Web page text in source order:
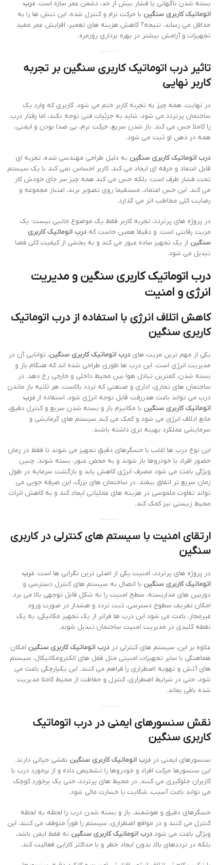
بسته شدن ناگهانی یا فشار بیش از حد، دشمن عمر سازه است. درب
اتوماتیک کاربری سنگین با حرکت نرم و کنترل شده، این تنش ها را به
حداقل می رساند. نتیجه؟ کاهش هزینه های تعمیر، افزایش عمر مفید
تجهیزات و آرامش بیشتر در بهره برداری روزمره.
تاثیر درب اتوماتیک کاربری سنگین بر تجربه
کاربر نهایی
در نهایت، همه چیز به تجربه کاربر ختم می شود. کاربری که وارد یک
ساختمان پرتردد می شود، شاید به جزئیات فنی توجه نکند، اما رفتار درب
را کاملا حس می کند. باز شدن سریع، حرکت نرم، بی صدا بودن و ایمنی،
همه در ذهن او ثبت می شود.
درب اتوماتیک کاربری سنگین به دلیل طراحی مهندسی شده، تجربه ای
قابل اعتماد و حرفه ای ایجاد می کند. کاربر احساس نمی کند با یک سیستم
تحت فشار طرف است؛ بلکه حس می کند همه چیز سر جای خودش کار
می کند. این حس اعتماد، مستقیما روی تصویر برند، اعتبار مجموعه و
رضایت کلی مخاطب اثر می گذارد.
در پروژه های پرتردد، تجربه کاربر فقط یک موضوع جانبی نیست؛ یک
مزیت رقابتی است. و دقیقا همین جاست که درب اتوماتیک کاربری
سنگین از یک تجهیز ساده عبور می کند و به بخشی از کیفیت کلی فضا
تبدیل می شود.
درب اتوماتیک کاربری سنگین و مدیریت
انرژی و امنیت
کاهش اتلاف انرژی با استفاده از درب اتوماتیک
کاربری سنگین
یکی از مهم ترین مزیت های درب اتوماتیک کاربری سنگین، توانایی آن در
مدیریت انرژی است. این درب ها طوری طراحی شده اند که هنگام باز و
بسته شدن، کمترین تبادل هوا بین محیط داخلی و خارجی رخ دهد. در
ساختمان های تجاری، اداری و صنعتی که تردد بالاست، هر ثانیه باز ماندن
درب می تواند باعث هدررفت قابل توجه انرژی شود. استفاده از درب
اتوماتیک کاربری سنگین با مکانیزم باز و بسته شدن سریع و کنترل دقیق،
مانع اتلاف انرژی می شود و کمک می کند سیستم های گرمایشی و
سرمایشی عملکرد بهینه تری داشته باشند.
این نوع درب ها اغلب با حسگرهای دقیق تجهیز می شوند تا فقط در زمان
حضور افراد یا خودروها باز شوند و به محض عبور، بسته شوند. چنین
ویژگی باعث می شود مصرف انرژی کاهش یابد و بازگشت سرمایه در طول
زمان سریع تر اتفاق بیفتد. در ساختمان های بزرگ، این صرفه جویی می
تواند تفاوت ملموسی در هزینه های عملیاتی ایجاد کند و به کاهش اثرات
محیط زیستی نیز کمک کند.
ارتقای امنیت با سیستم های کنترلی در کاربری
سنگین
در پروژه های پرتردد، امنیت یکی از اصلی ترین نگرانی ها است. درب
اتوماتیک کاربری سنگین با اتصال به سیستم های کنترل دسترسی و
دوربین های مداربسته، سطح امنیت را به شکل قابل توجهی بالا می برد.
امکان تعریف سطوح دسترسی، ثبت تردد و هشدار در صورت ورود
غیرمجاز، باعث می شود این درب ها فراتر از یک تجهیز مکانیکی، به یک
نقطه کلیدی در مدیریت امنیت ساختمان تبدیل شوند.
علاوه بر این، سیستم های کنترلی در درب اتوماتیک کاربری سنگین امکان
هماهنگی با سایر تجهیزات امنیتی مثل قفل های الکترومکانیکال، سیستم
های آتش و تهویه اضطراری را فراهم می کنند. این یکپارچگی باعث می
شود، حتی در شرایط اضطراری، کنترل و حفاظت از محیط کاملا مدیریت
شده باقی بماند.
نقش سنسورهای ایمنی در درب اتوماتیک
کاربری سنگین
سنسورهای ایمنی در درب اتوماتیک کاربری سنگین نقشی حیاتی دارند.
این سنسورها حرکت افراد و خودروها را تشخیص داده و از برخورد درب با
کاربران جلوگیری می کنند. در محیط های پرتردد، حتی یک برخورد کوچک
می تواند باعث آسیب، شکایت یا خسارت مالی شود.
حسگرهای دقیق و هوشمند، باز و بسته شدن درب را لحظه به لحظه
کنترل می کنند و در مواقع اضطراری، سیستم را فوراً متوقف می کنند. این
ویژگی باعث می شود درب اتوماتیک کاربری سنگین نه فقط ایمن باشد،
بلکه در ترددهای بالا، بدون ایجاد خطر و با حداکثر کارایی فعالیت کند.